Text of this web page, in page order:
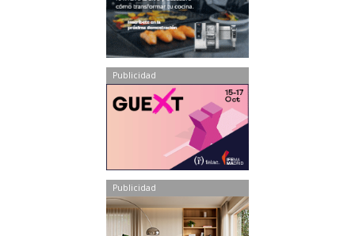
Publicidad
Publicidad